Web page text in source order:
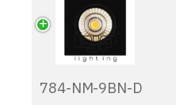
784-NM-9BN-D